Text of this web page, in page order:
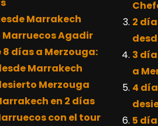
Marrakech
Agadir
8 días a Merzouga:
Marrakech
Merzouga
en 2 días
con el tour
2
3
a
4
5